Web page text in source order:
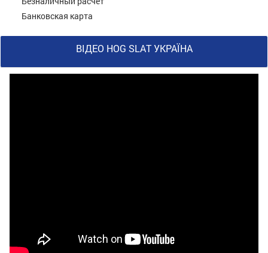
Банковская карта
ВІДЕО HOG SLAT УКРАЇНА